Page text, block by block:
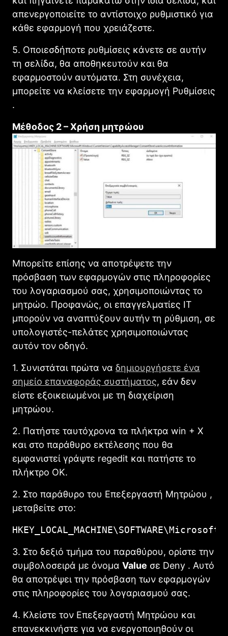
απενεργοποιείτε το αντίστοιχο ρυθμιστικό για
κάθε εφαρμογή που χρειάζεστε.
5. Οποιεσδήποτε ρυθμίσεις κάνετε σε αυτήν
τη σελίδα, θα αποθηκευτούν και θα
εφαρμοστούν αυτόματα. Στη συνέχεια,
μπορείτε να κλείσετε την εφαρμογή Ρυθμίσεις
.
Μέθοδος 2 – Χρήση μητρώου
Μπορείτε επίσης να αποτρέψετε την
πρόσβαση των εφαρμογών στις πληροφορίες
του λογαριασμού σας, χρησιμοποιώντας το
μητρώο. Προφανώς, οι επαγγελματίες IT
μπορούν να αναπτύξουν αυτήν τη ρύθμιση, σε
υπολογιστές-πελάτες χρησιμοποιώντας
αυτόν τον οδηγό.
1. Συνιστάται πρώτα να δημιουργήσετε ένα
σημείο επαναφοράς συστήματος, εάν δεν
είστε εξοικειωμένοι με τη διαχείριση
μητρώου.
2. Πατήστε ταυτόχρονα τα πλήκτρα win + X
και στο παράθυρο εκτέλεσης που θα
εμφανιστεί γράψτε regedit και πατήστε το
πλήκτρο ΟΚ.
2. Στο παράθυρο του Επεξεργαστή Μητρώου ,
μεταβείτε στο:
3. Στο δεξιό τμήμα του παραθύρου, ορίστε την
συμβολοσειρά με όνομα Value σε Deny . Αυτό
θα αποτρέψει την πρόσβαση των εφαρμογών
στις πληροφορίες του λογαριασμού σας.
4. Κλείστε τον Επεξεργαστή Μητρώου και
επανεκκινήστε για να ενεργοποιηθούν οι